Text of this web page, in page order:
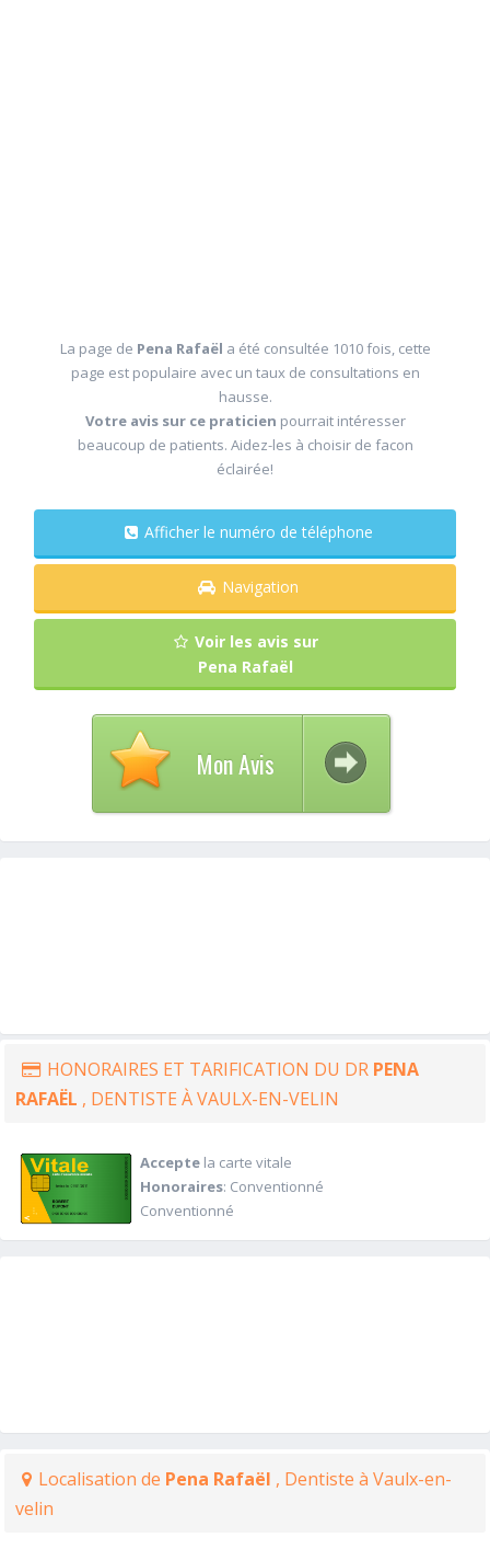
La page de Pena Rafaël a été consultée 1010 fois, cette
page est populaire avec un taux de consultations en
hausse.
Votre avis sur ce praticien pourrait intéresser
beaucoup de patients. Aidez-les à choisir de facon
éclairée!
Afficher le numéro de téléphone
Navigation
Voir les avis sur
Pena Rafaël
Mon Avis
HONORAIRES ET TARIFICATION DU DR PENA
RAFAËL , DENTISTE À VAULX-EN-VELIN
Acceptela carte vitale
Honoraires: Conventionné
Conventionné
Localisation de Pena Rafaël , Dentiste à Vaulx-en-
velin